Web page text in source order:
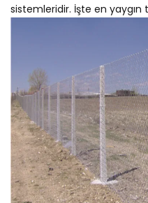
sistemleridir. İşte en yaygın